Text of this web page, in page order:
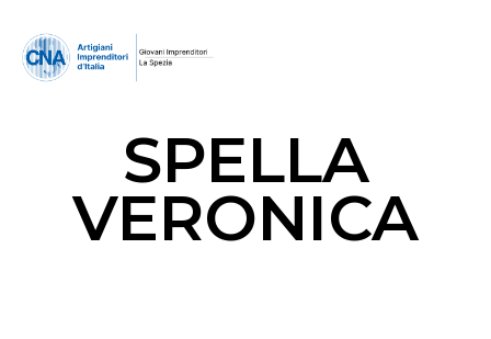
SPELLA
VERONICA